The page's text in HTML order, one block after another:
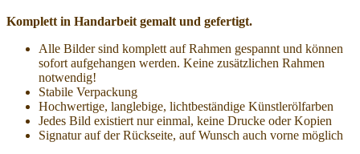
Komplett in Handarbeit gemalt und gefertigt.
Alle Bilder sind komplett auf Rahmen gespannt und können
sofort aufgehangen werden. Keine zusätzlichen Rahmen
notwendig!
Stabile Verpackung
Hochwertige, langlebige, lichtbeständige Künstlerölfarben
Jedes Bild existiert nur einmal, keine Drucke oder Kopien
Signatur auf der Rückseite, auf Wunsch auch vorne möglich